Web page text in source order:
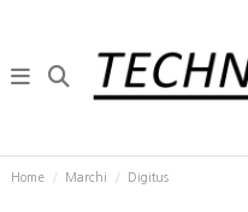
Home Marchi Digitus